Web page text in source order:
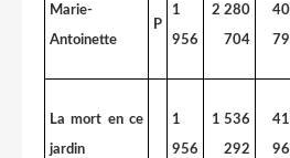
Marie-
Antoinette
P
1
956
2 280
704
La mort en ce
jardin
1
956
1 536
292